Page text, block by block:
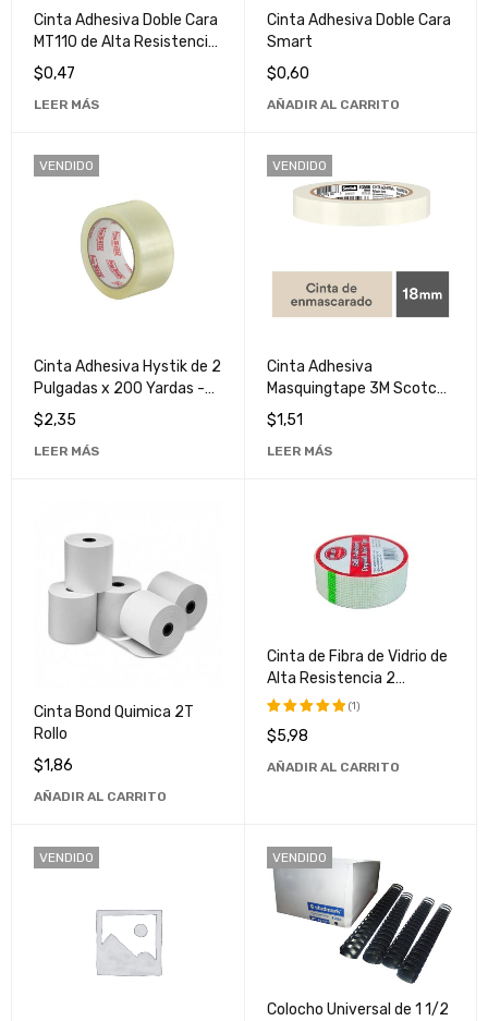
Cinta Adhesiva Doble Cara
MT110 de Alta Resistencia
para Uso Multipropósito
$0,47
LEER MÁS
Cinta Adhesiva Doble Cara
Smart
$0,60
AÑADIR AL CARRITO
VENDIDO
Cinta Adhesiva Hystik de 2
Pulgadas x 200 Yardas -
Teipe Resistente y
Duradero
$2,35
LEER MÁS
VENDIDO
Cinta Adhesiva
Masquingtape 3M Scotch
de Alta Calidad para Uso
Profesional
$1,51
LEER MÁS
Cinta Bond Quimica 2T
Rollo
$1,86
AÑADIR AL CARRITO
Cinta de Fibra de Vidrio de
Alta Resistencia 2
Pulgadas x 300 Pies -
Refuerzos
Valorado
de 5
(1)
$5,98
AÑADIR AL CARRITO
VENDIDO VENDIDO
Colocho Universal de 1 1/2